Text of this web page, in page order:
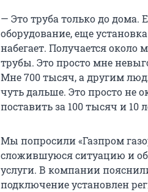
— Это труба только до
оборудование, еще
набегает. Получается около
трубы. Это просто мне
Мне 700 тысяч, а другим
чуть дальше. Это просто не
поставить за 100 тысяч и 10
Мы попросили «Газпром
сложившуюся ситуацию и
услуги. В компании
подключение установлен